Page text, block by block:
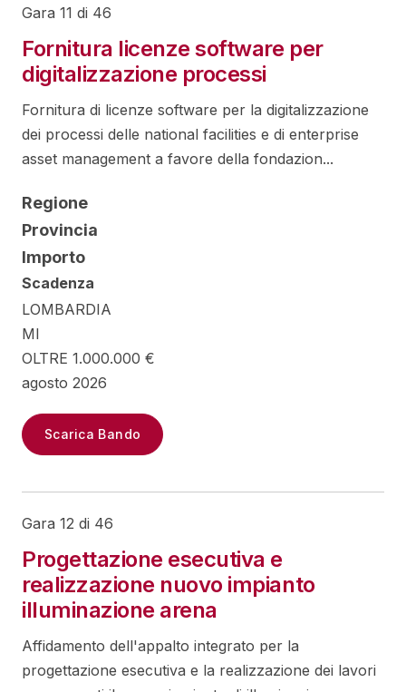
Gara 11 di 46
Fornitura licenze software per
digitalizzazione processi
Fornitura di licenze software per la digitalizzazione
dei processi delle national facilities e di enterprise
asset management a favore della fondazion...
Regione
Provincia
Importo
Scadenza
LOMBARDIA
MI
OLTRE 1.000.000 €
agosto 2026
Scarica Bando
Gara 12 di 46
Progettazione esecutiva e
realizzazione nuovo impianto
illuminazione arena
Affidamento dell'appalto integrato per la
progettazione esecutiva e la realizzazione dei lavori